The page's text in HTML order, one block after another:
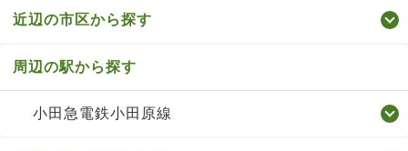
近辺の市区から探す
周辺の駅から探す
小田急電鉄小田原線